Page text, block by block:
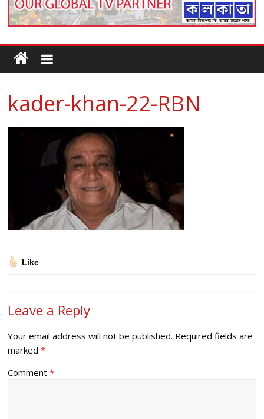
kader-khan-22-RBN
Like
Leave a Reply
Your email address will not be published. Required fields are
marked*
Comment*